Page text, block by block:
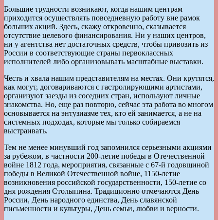
Большие трудности возникают, когда нашим центрам
приходится осуществлять повседневную работу вне рамок
больших акций. Здесь, скажу откровенно, сказывается
отсутствие целевого финансирования. Ни у наших центров,
ни у агентства нет достаточных средств, чтобы привозить из
России в соответствующие страны первоклассных
исполнителей либо организовывать масштабные выставки.
Честь и хвала нашим представителям на местах. Они крутятся,
как могут, договариваются с гастролирующими артистами,
организуют заезды из соседних стран, используют личные
знакомства. Но, еще раз повторю, сейчас эта работа во многом
основывается на энтузиазме тех, кто ей занимается, а не на
системных подходах, которые мы только собираемся
выстраивать.
Тем не менее минувший год запомнился серьезными акциями
за рубежом, в частности 200-летие победы в Отечественной
войне 1812 года, мероприятия, связанные с 67-й годовщиной
победы в Великой Отечественной войне, 1150-летие
возникновения российской государственности, 150-летие со
дня рождения Столыпина. Традиционно отмечаются День
России, День народного единства, День славянской
письменности и культуры, День семьи, любви и верности.